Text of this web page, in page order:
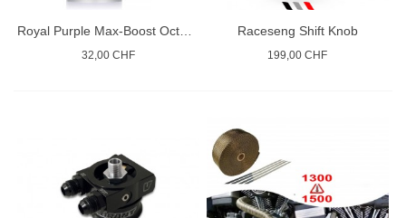
Royal Purple Max-Boost Octane Booster and Stabilizer
32,00 CHF
Raceseng Shift Knob
199,00 CHF